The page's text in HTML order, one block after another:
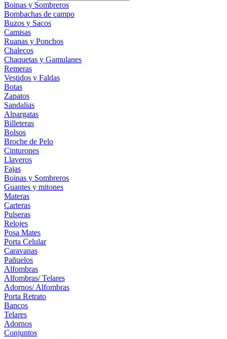
Boinas y Sombreros
Bombachas de campo
Buzos y Sacos
Camisas
Ruanas y Ponchos
Chalecos
Chaquetas y Gamulanes
Remeras
Vestidos y Faldas
Botas
Zapatos
Sandalias
Alpargatas
Billeteras
Bolsos
Broche de Pelo
Cinturones
Llaveros
Fajas
Boinas y Sombreros
Guantes y mitones
Materas
Carteras
Pulseras
Relojes
Posa Mates
Porta Celular
Caravanas
Pañuelos
Alfombras
Alfombras/ Telares
Adornos/ Alfombras
Porta Retrato
Bancos
Telares
Adornos
Conjuntos